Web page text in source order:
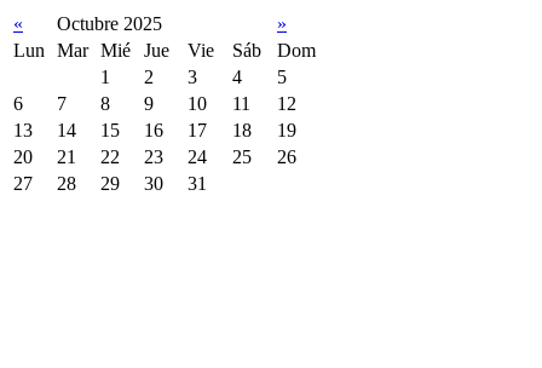
« Octubre 2025
»
Lun
Mar Mié Jue Vie Sáb
Dom
1
2 3 4
5
6
7 8 9 10 11
12
13
14 15 16 17 18
19
20
21 22 23 24 25
26
27
28 29 30 31